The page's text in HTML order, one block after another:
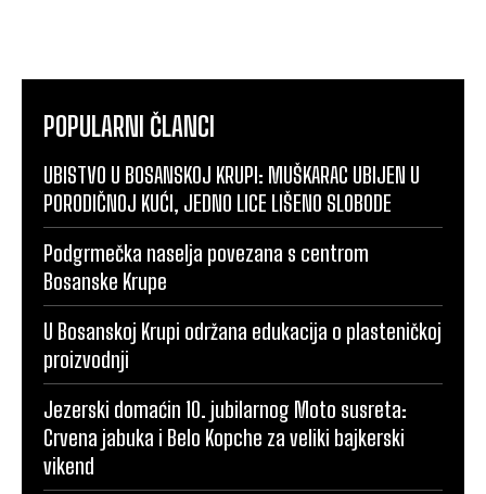
POPULARNI ČLANCI
UBISTVO U BOSANSKOJ KRUPI: MUŠKARAC UBIJEN U
PORODIČNOJ KUĆI, JEDNO LICE LIŠENO SLOBODE
Podgrmečka naselja povezana s centrom
Bosanske Krupe
U Bosanskoj Krupi održana edukacija o plasteničkoj
proizvodnji
Jezerski domaćin 10. jubilarnog Moto susreta:
Crvena jabuka i Belo Kopche za veliki bajkerski
vikend